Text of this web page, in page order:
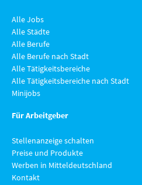
Alle Jobs
Alle Städte
Alle Berufe
Alle Berufe nach Stadt
Alle Tätigkeitsbereiche
Alle Tätigkeitsbereiche nach Stadt
Minijobs
Für Arbeitgeber
Stellenanzeige schalten
Preise und Produkte
Werben in Mitteldeutschland
Kontakt